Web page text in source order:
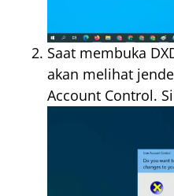
Saat membuka
akan melihat
Account Control.